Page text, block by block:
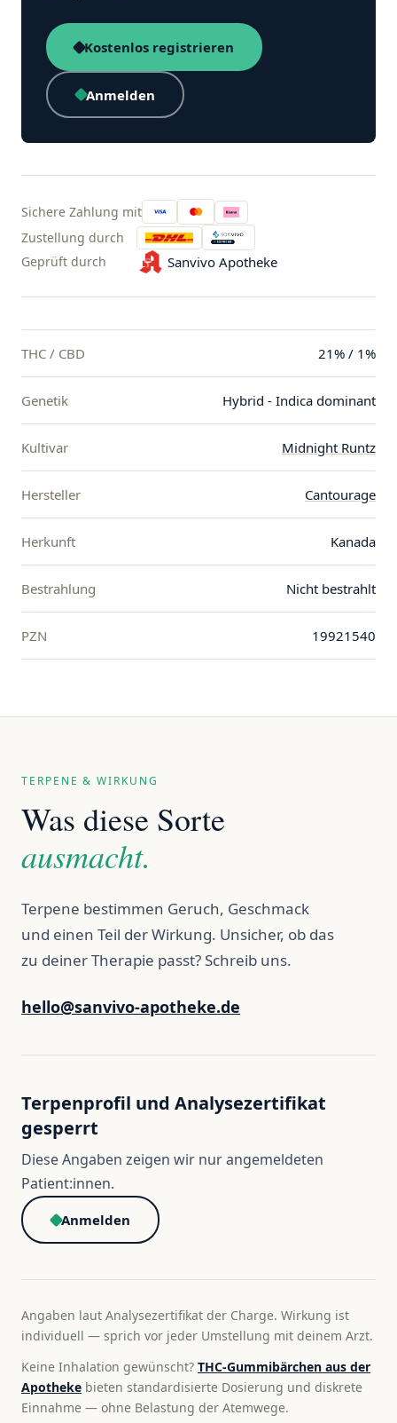
Kostenlos registrieren
Anmelden
Sichere Zahlung mit
Zustellung durch
Geprüft durch
Sanvivo Apotheke
THC / CBD 21% / 1%
Genetik Hybrid - Indica dominant
Kultivar Midnight Runtz
Hersteller Cantourage
Herkunft Kanada
Bestrahlung Nicht bestrahlt
PZN 19921540
TERPENE & WIRKUNG
Was diese Sorte
ausmacht.
Terpene bestimmen Geruch, Geschmack
und einen Teil der Wirkung. Unsicher, ob das
zu deiner Therapie passt? Schreib uns.
hello@sanvivo-apotheke.de
Terpenprofil und Analysezertifikat
gesperrt
Diese Angaben zeigen wir nur angemeldeten
Patient:innen.
Anmelden
Angaben laut Analysezertifikat der Charge. Wirkung ist
individuell — sprich vor jeder Umstellung mit deinem Arzt.
Keine Inhalation gewünscht? THC-Gummibärchen aus der
Apotheke bieten standardisierte Dosierung und diskrete
Einnahme — ohne Belastung der Atemwege.